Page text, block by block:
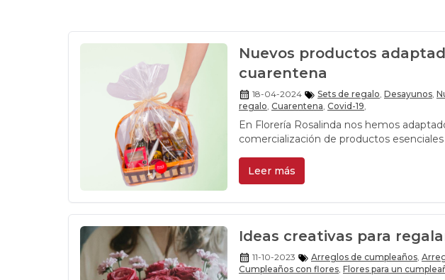
Nuevos productos
cuarentena
18-04-2024 Sets de regalo, Desayunos,
regalo Cuarentena Covid-19
En Florería Rosalinda nos hemos
comercialización de productos
productos?
Leer más
Ideas creativas para
11-10-2023 Arreglos de cumpleaños,
Cumpleaños con flores Flores para un